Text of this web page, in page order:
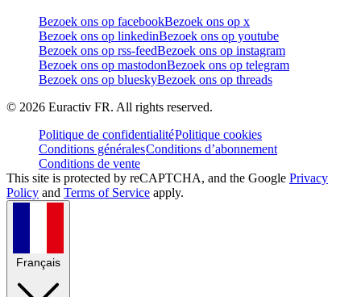
Bezoek ons op facebookBezoek ons op x
Bezoek ons op linkedinBezoek ons op youtube
Bezoek ons op rss-feedBezoek ons op instagram
Bezoek ons op mastodonBezoek ons op telegram
Bezoek ons op blueskyBezoek ons op threads
© 2026 Euractiv FR. All rights reserved.
Politique de confidentialitéPolitique cookies
Conditions généralesConditions d’abonnement
Conditions de vente
This site is protected by reCAPTCHA, and the Google Privacy
Policy and Terms of Service apply.
Français